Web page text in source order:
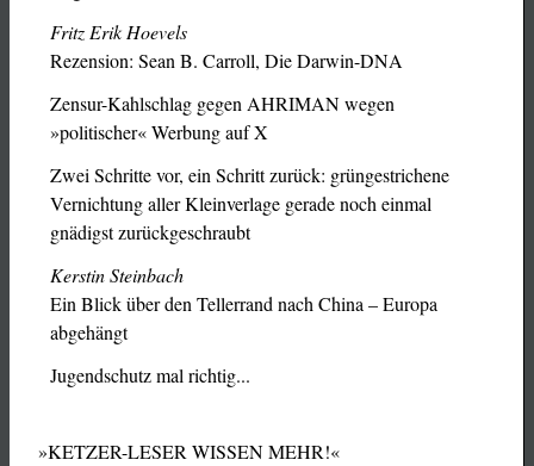
Fritz Erik Hoevels
Rezension: Sean B. Carroll, Die Darwin-DNA
Zensur-Kahlschlag gegen AHRIMAN wegen
»politischer« Werbung auf X
Zwei Schritte vor, ein Schritt zurück: grüngestrichene
Vernichtung aller Kleinverlage gerade noch einmal
gnädigst zurückgeschraubt
Kerstin Steinbach
Ein Blick über den Tellerrand nach China – Europa
abgehängt
Jugendschutz mal richtig...
»KETZER-LESER WISSEN MEHR!«